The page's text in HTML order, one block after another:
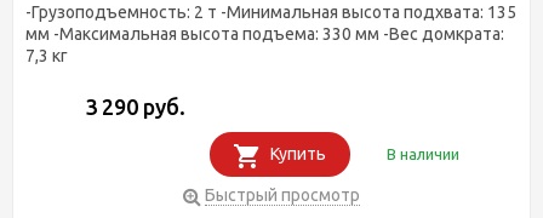
-Грузоподъемность: 2 т -Минимальная высота подхвата: 135
мм -Максимальная высота подъема: 330 мм -Вес домкрата:
7,3 кг
3 290 руб.
Купить В наличии
Быстрый просмотр